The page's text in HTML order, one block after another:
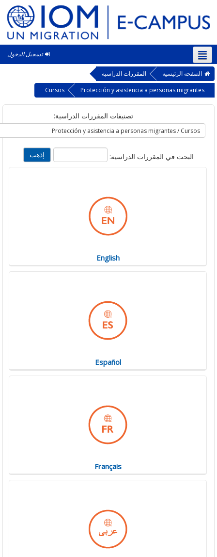
تسجيل الدخول
الرئيسية
المقررات الدراسية
Protección y asistencia a personas
Cursos
تصنيفات المقررات الدراسية:
في المقررات الدراسية:
Español
Français